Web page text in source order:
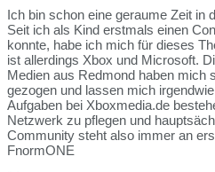
Ich bin schon eine geraume Zeit in
Seit ich als Kind erstmals einen
konnte, habe ich mich für dieses
ist allerdings Xbox und Microsoft.
Medien aus Redmond haben mich
gezogen und lassen mich
Aufgaben bei Xboxmedia.de
Netzwerk zu pflegen und
Community steht also immer an
FnormONE